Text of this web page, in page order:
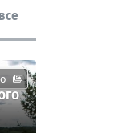
все